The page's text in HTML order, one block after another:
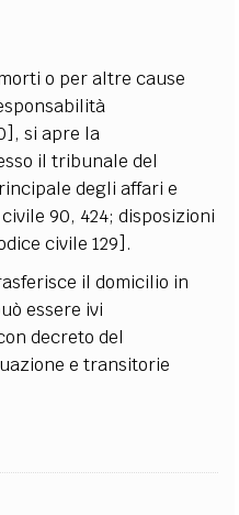
o per altre cause
si apre la
il tribunale del
degli affari e
90, 424; disposizioni
civile 129].
il domicilio in
essere ivi
decreto del
e transitorie